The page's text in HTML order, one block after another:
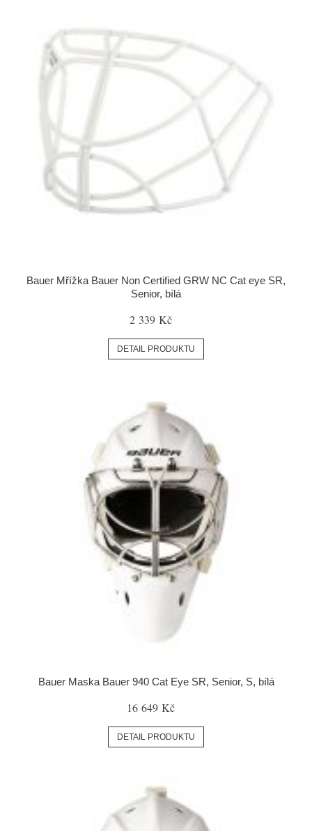
Bauer Mřížka Bauer Non Certified GRW NC Cat eye SR,
Senior, bílá
2 339 Kč
DETAIL PRODUKTU
Bauer Maska Bauer 940 Cat Eye SR, Senior, S, bílá
16 649 Kč
DETAIL PRODUKTU